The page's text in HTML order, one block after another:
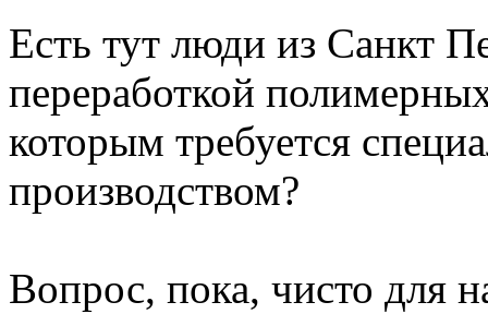
Есть тут люди из Санкт
переработкой
которым требуется
производством?
Вопрос, пока, чисто для